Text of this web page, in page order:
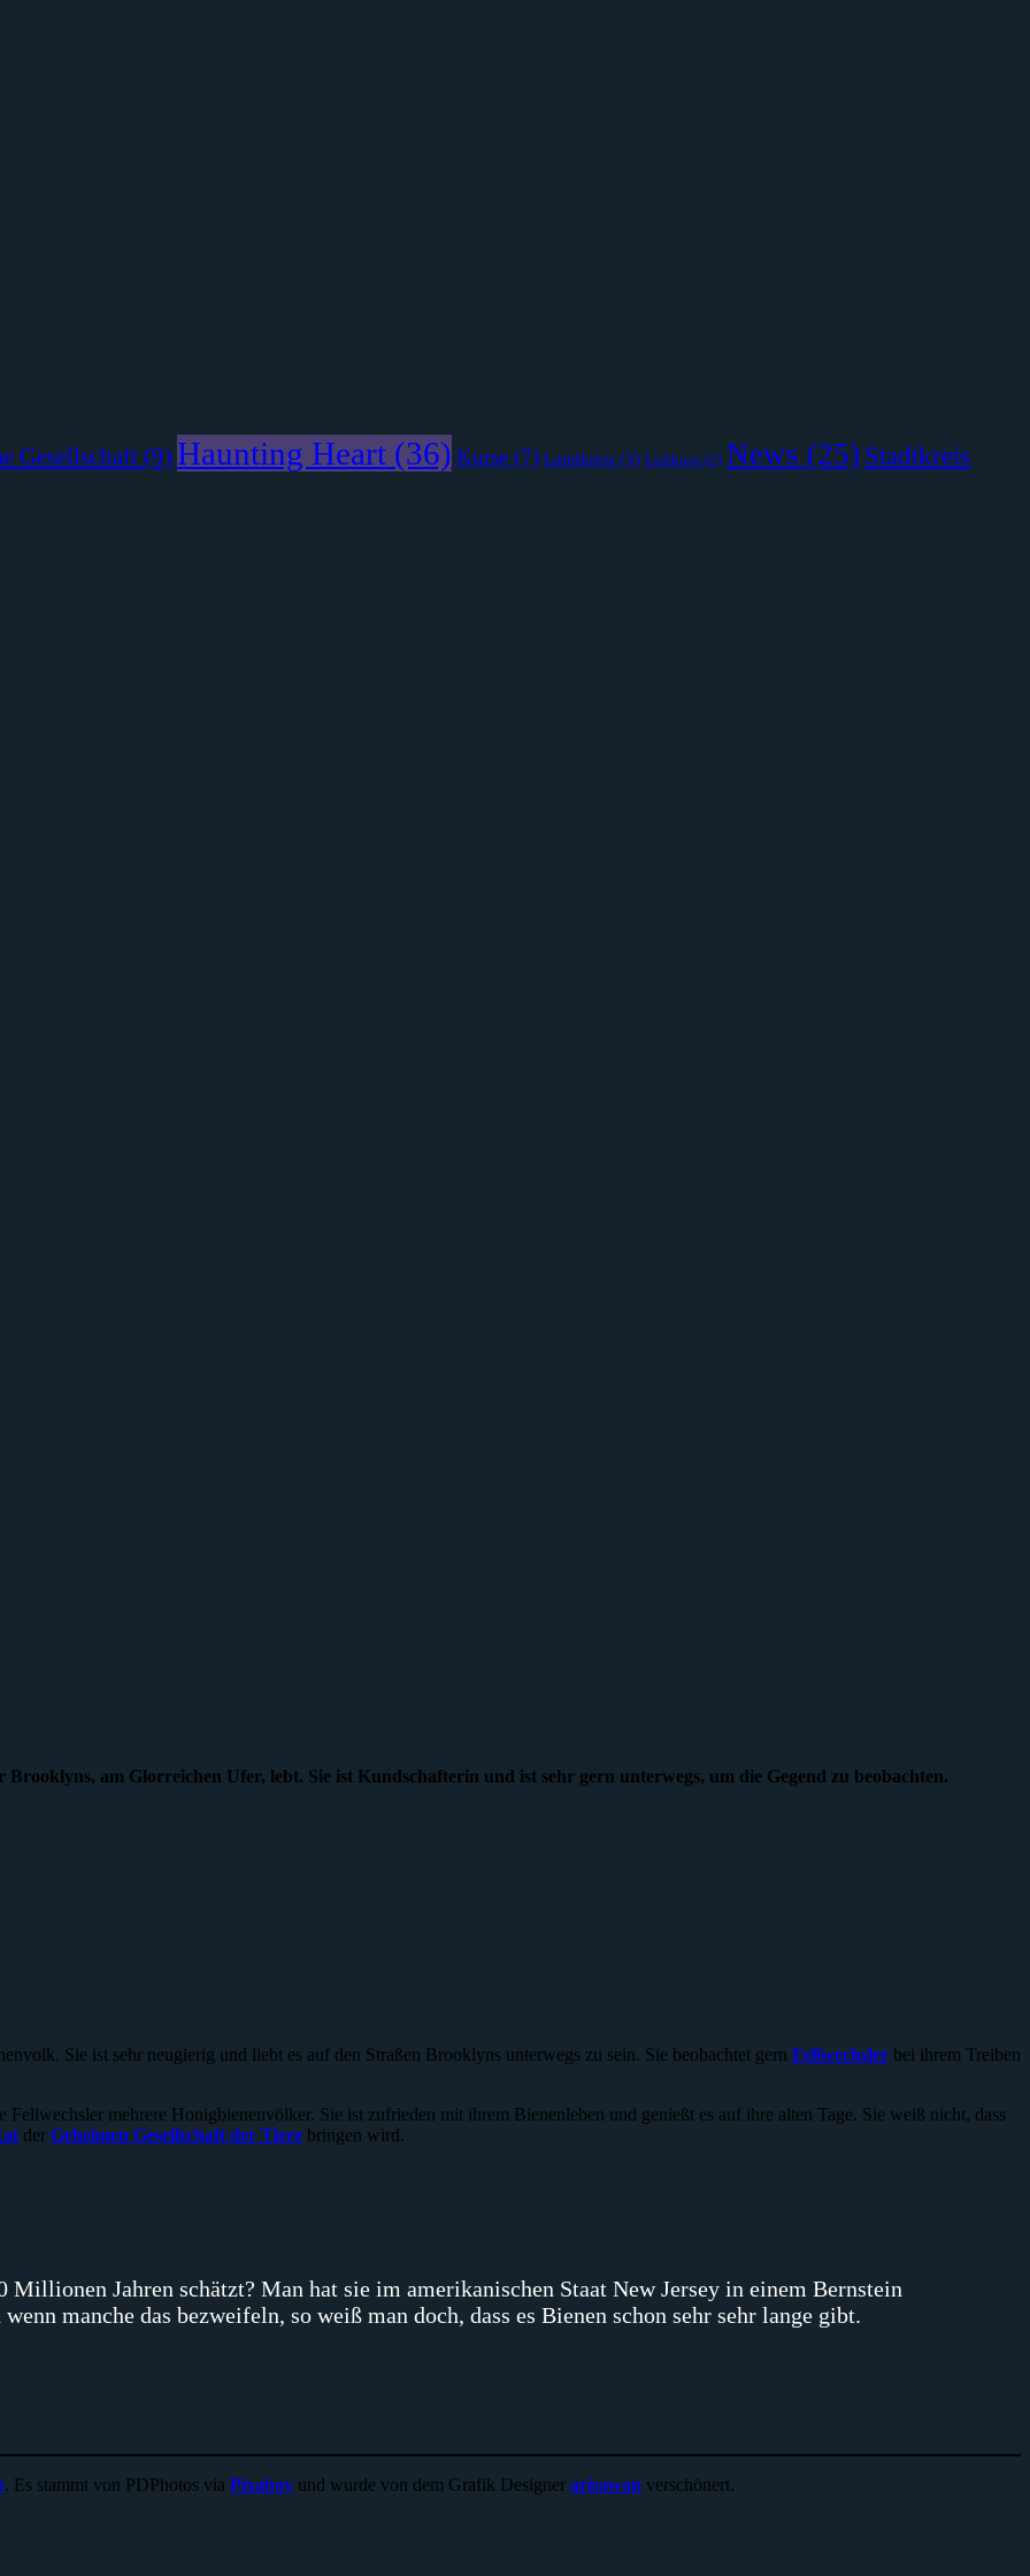
Gesellschaft (9) Haunting Heart (36) Kurse (7) Landkreis (3) Luftkreis (2) News (25) Stadtkreis
am Glorreichen Ufer, lebt. Sie ist Kundschafterin und ist sehr gern unterwegs, um die Gegend zu beobachten.
Sie ist sehr neugierig und liebt es auf den Straßen Brooklyns unterwegs zu sein. Sie beobachtet gern Fellwechsler bei ihrem Treiben
mehrere Honigbienenvölker. Sie ist zufrieden mit ihrem Bienenleben und genießt es auf ihre alten Tage. Sie weiß nicht, dass
der Geheimen Gesellschaft der Tiere bringen wird.
Jahren schätzt? Man hat sie im amerikanischen Staat New Jersey in einem Bernstein
manche das bezweifeln, so weiß man doch, dass es Bienen schon sehr sehr lange gibt.
. Es stammt von PDPhotos via Pixabay und wurde von dem Grafik Designer arisawan verschönert.